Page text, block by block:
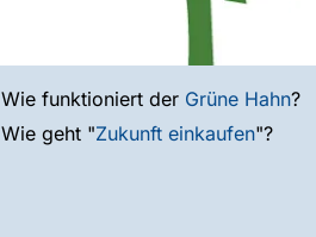
Wie funktioniert der Grüne Hahn?
Wie geht "Zukunft einkaufen"?